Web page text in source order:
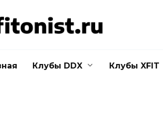
Клубы DDX Клубы XFIT